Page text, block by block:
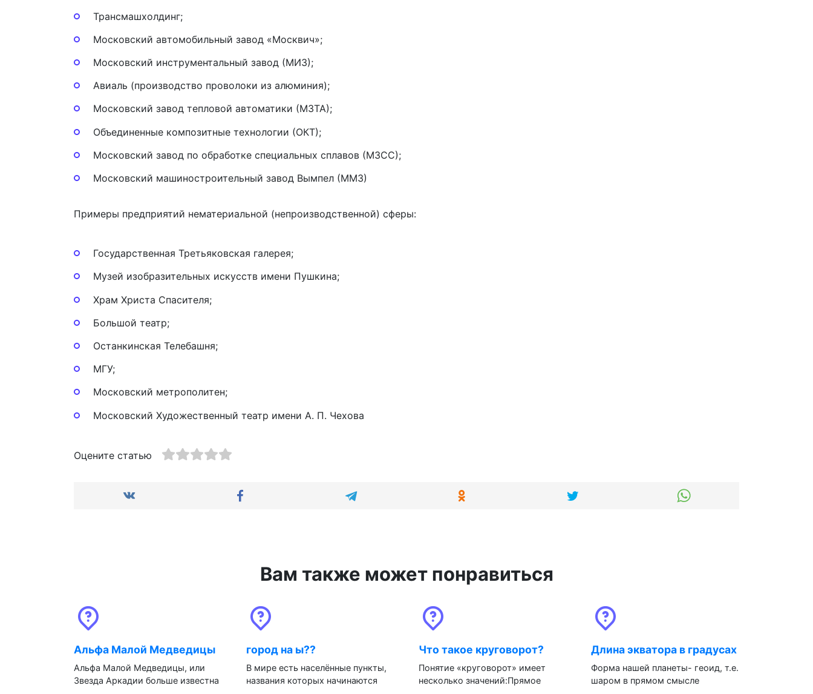
Трансмашхолдинг;
Московский автомобильный завод «Москвич»;
Московский инструментальный завод (МИЗ);
Авиаль (производство проволоки из алюминия);
Московский завод тепловой автоматики (МЗТА);
Объединенные композитные технологии (ОКТ);
Московский завод по обработке специальных сплавов (МЗСС);
Московский машиностроительный завод Вымпел (ММЗ)
Примеры предприятий нематериальной (непроизводственной) сферы:
Государственная Третьяковская галерея;
Музей изобразительных искусств имени Пушкина;
Храм Христа Спасителя;
Большой театр;
Останкинская Телебашня;
МГУ;
Московский метрополитен;
Московский Художественный театр имени А. П. Чехова
Оцените статью
Вам также может понравиться
Альфа Малой Медведицы
Альфа Малой Медведицы, или
Звезда Аркадии больше известна
город на ы??
В мире есть населённые пункты,
названия которых начинаются
Что такое круговорот?
Понятие «круговорот» имеет
несколько значений:Прямое
Длина экватора в градусах
Форма нашей планеты- геоид, т.е.
шаром в прямом смысле